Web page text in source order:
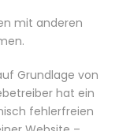
mit anderen
Grundlage von
hat ein
fehlerfreien